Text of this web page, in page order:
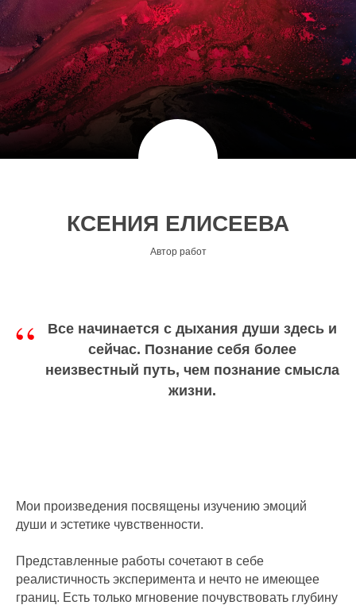
КСЕНИЯ ЕЛИСЕЕВА
Автор работ
“
Все начинается с дыхания души здесь и
сейчас. Познание себя более
неизвестный путь, чем познание смысла
жизни.
Мои произведения посвящены изучению эмоций
души и эстетике чувственности.
Представленные работы сочетают в себе
реалистичность эксперимента и нечто не имеющее
границ. Есть только мгновение почувствовать глубину